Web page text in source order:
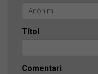
Títol
Comentari